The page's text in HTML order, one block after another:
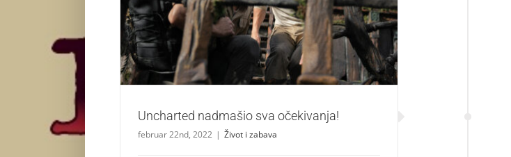
Uncharted nadmašio sva očekivanja!
Život i zabava
Uncharted nadmašio sva očekivanja!
februar 22nd, 2022 | Život i zabava